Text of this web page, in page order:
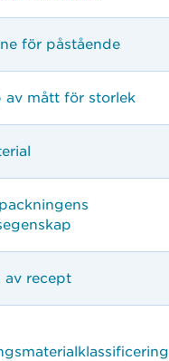
för påstående
av mått för storlek
av recept